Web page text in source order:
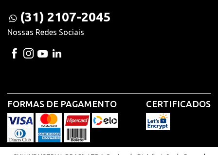
(31) 2107-2045
Nossas Redes Sociais
FORMAS DE PAGAMENTO CERTIFICADOS